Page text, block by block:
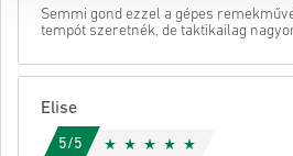
Semmi gond ezzel a gépes
tempót szeretnék, de taktikailag
Elise
5/5